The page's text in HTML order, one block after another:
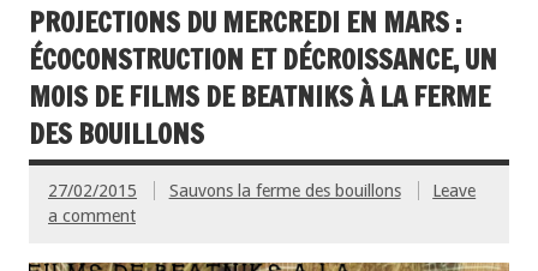
PROJECTIONS DU MERCREDI EN MARS :
ÉCOCONSTRUCTION ET DÉCROISSANCE, UN
MOIS DE FILMS DE BEATNIKS À LA FERME
DES BOUILLONS
27/02/2015 Sauvons la ferme des bouillons
Leave
a comment